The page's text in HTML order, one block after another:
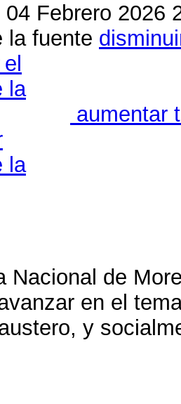
Febrero 2026
la fuente
aumentar
Nacional de
en el
y